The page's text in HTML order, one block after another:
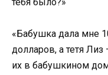
«Бабушка дала мне
долларов, а тетя
их в бабушкином